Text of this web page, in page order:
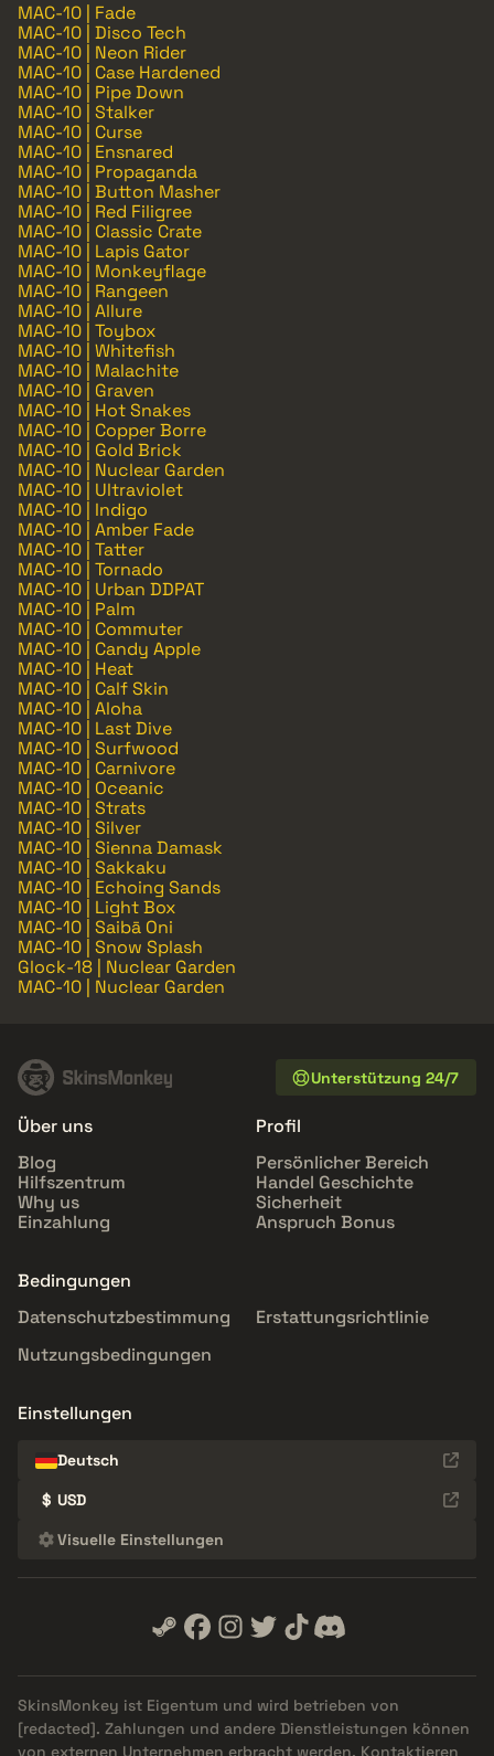
MAC-10 | Fade
MAC-10 | Disco Tech
MAC-10 | Neon Rider
MAC-10 | Case Hardened
MAC-10 | Pipe Down
MAC-10 | Stalker
MAC-10 | Curse
MAC-10 | Ensnared
MAC-10 | Propaganda
MAC-10 | Button Masher
MAC-10 | Red Filigree
MAC-10 | Classic Crate
MAC-10 | Lapis Gator
MAC-10 | Monkeyflage
MAC-10 | Rangeen
MAC-10 | Allure
MAC-10 | Toybox
MAC-10 | Whitefish
MAC-10 | Malachite
MAC-10 | Graven
MAC-10 | Hot Snakes
MAC-10 | Copper Borre
MAC-10 | Gold Brick
MAC-10 | Nuclear Garden
MAC-10 | Ultraviolet
MAC-10 | Indigo
MAC-10 | Amber Fade
MAC-10 | Tatter
MAC-10 | Tornado
MAC-10 | Urban DDPAT
MAC-10 | Palm
MAC-10 | Commuter
MAC-10 | Candy Apple
MAC-10 | Heat
MAC-10 | Calf Skin
MAC-10 | Aloha
MAC-10 | Last Dive
MAC-10 | Surfwood
MAC-10 | Carnivore
MAC-10 | Oceanic
MAC-10 | Strats
MAC-10 | Silver
MAC-10 | Sienna Damask
MAC-10 | Sakkaku
MAC-10 | Echoing Sands
MAC-10 | Light Box
MAC-10 | Saibā Oni
MAC-10 | Snow Splash
Glock-18 | Nuclear Garden
MAC-10 | Nuclear Garden
Unterstützung 24/7
Über uns
Blog
Hilfszentrum
Why us
Einzahlung
Profil
Persönlicher Bereich
Handel Geschichte
Sicherheit
Anspruch Bonus
Bedingungen
Datenschutzbestimmung
Erstattungsrichtlinie
Nutzungsbedingungen
Einstellungen
Deutsch
$ USD
Visuelle Einstellungen
SkinsMonkey ist Eigentum und wird betrieben von
[redacted]. Zahlungen und andere Dienstleistungen können
von externen Unternehmen erbracht werden. Kontaktieren